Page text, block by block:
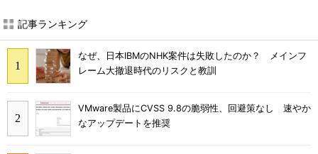
記事ランキング
なぜ、日本IBMのNHK案件は失敗したのか？ メインフ
レーム大撤退時代のリスクと教訓
VMware製品にCVSS 9.8の脆弱性、回避策なし 速やか
なアップデートを推奨